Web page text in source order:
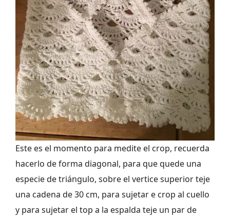
Este es el momento para medite el crop, recuerda
hacerlo de forma diagonal, para que quede una
especie de triángulo, sobre el vertice superior teje
una cadena de 30 cm, para sujetar e crop al cuello
y para sujetar el top a la espalda teje un par de